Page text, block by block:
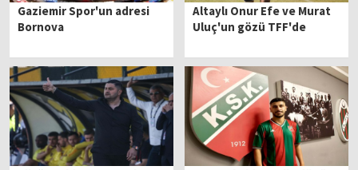
Gaziemir Spor'un adresi
Bornova
Altaylı Onur Efe ve Murat
Uluç'un gözü TFF'de